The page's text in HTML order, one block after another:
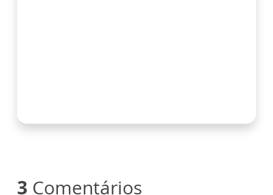
3 Comentários